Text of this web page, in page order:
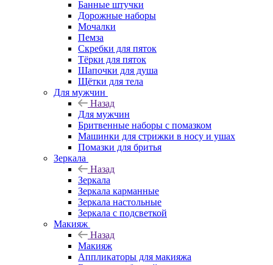
Банные штучки
Дорожные наборы
Мочалки
Пемза
Скребки для пяток
Тёрки для пяток
Шапочки для душа
Щётки для тела
Для мужчин
Назад
Для мужчин
Бритвенные наборы с помазком
Машинки для стрижки в носу и ушах
Помазки для бритья
Зеркала
Назад
Зеркала
Зеркала карманные
Зеркала настольные
Зеркала с подсветкой
Макияж
Назад
Макияж
Аппликаторы для макияжа